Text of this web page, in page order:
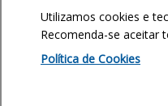
Utilizamos cookies e
Recomenda-se aceitar
Política de Cookies